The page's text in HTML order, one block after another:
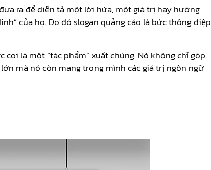
ra để diễn tả một lời hứa, một giá trị hay hướng
của họ. Do đó slogan quảng cáo là bức thông điệp
là một “tác phẩm” xuất chúng. Nó không chỉ góp
mà nó còn mang trong mình các giá trị ngôn ngữ